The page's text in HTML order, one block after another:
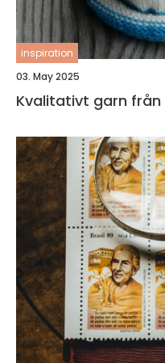
inspiration
03. May 2025
Kvalitativt garn